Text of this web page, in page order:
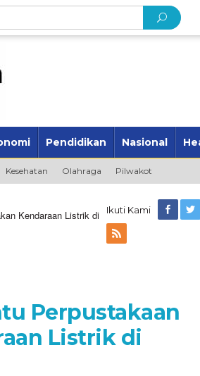
Pendidikan Nasional
Kesehatan Olahraga Pilwakot
Kendaraan Listrik di
Ikuti Kami
Perpustakaan
Listrik di